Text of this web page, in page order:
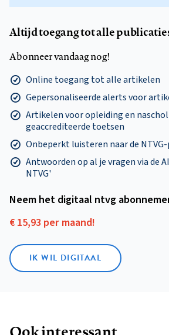
Altijd toegang tot alle
Abonneer vandaag nog!
Online toegang tot alle artikelen
Gepersonaliseerde alerts voor
Artikelen voor opleiding en
geaccrediteerde toetsen
Onbeperkt luisteren naar de
Antwoorden op al je vragen via de
NTVG'
Neem het digitaal ntvg
€ 15,93 per maand!
IK WIL DIGITAAL